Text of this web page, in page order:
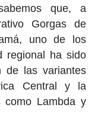
que, a
Gorgas de
uno de los
regional ha sido
de las variantes
Central y la
como Lambda y